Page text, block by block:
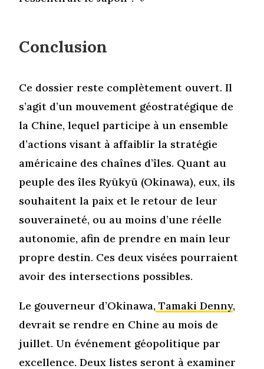
Conclusion
Ce dossier reste complètement ouvert. Il
s’agit d’un mouvement géostratégique de
la Chine, lequel participe à un ensemble
d’actions visant à affaiblir la stratégie
américaine des chaînes d’îles. Quant au
peuple des îles Ryūkyū (Okinawa), eux, ils
souhaitent la paix et le retour de leur
souveraineté, ou au moins d’une réelle
autonomie, afin de prendre en main leur
propre destin. Ces deux visées pourraient
avoir des intersections possibles.
Le gouverneur d’Okinawa, Tamaki Denny,
devrait se rendre en Chine au mois de
juillet. Un événement géopolitique par
excellence. Deux listes seront à examiner